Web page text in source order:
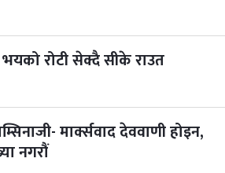
रोटी सेक्दै सीके राउत
मार्क्सवाद देववाणी होइन,
नगरौं